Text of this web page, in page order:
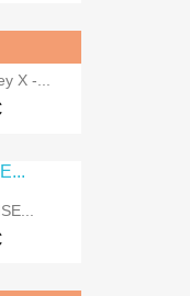
X -...